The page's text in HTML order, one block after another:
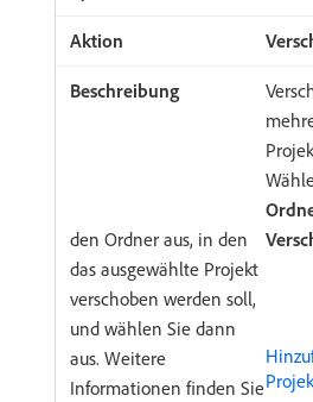
den Ordner aus, in den
das ausgewählte Projekt
verschoben werden soll,
und wählen Sie dann
aus. Weitere
Informationen finden Sie